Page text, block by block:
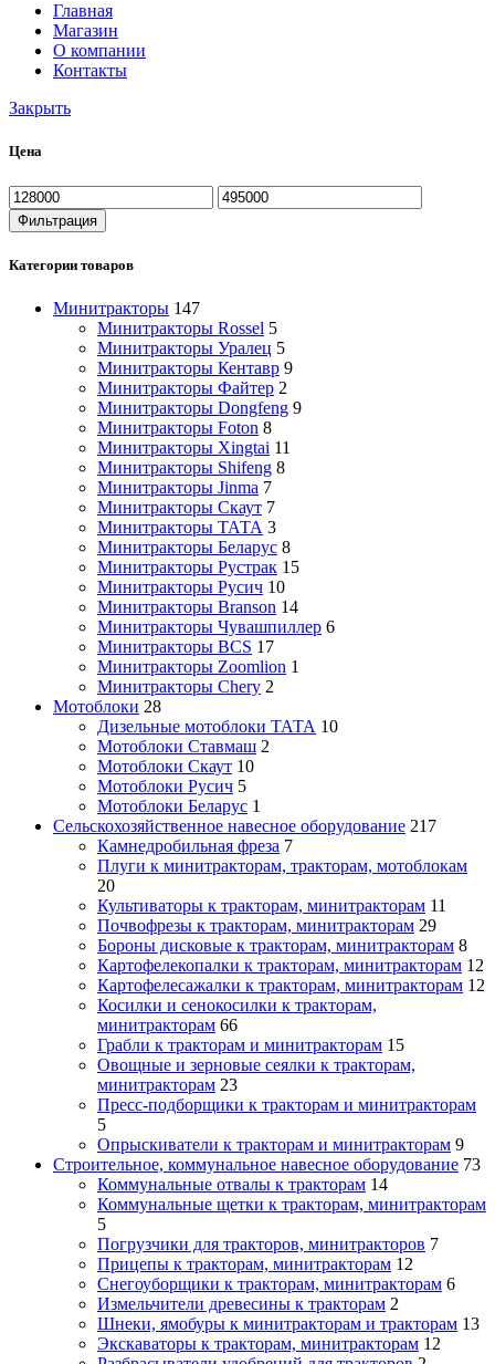
Главная
Магазин
О компании
Контакты
Закрыть
Цена
Минимальная
цена
Максимальная
цена
Фильтрация
Категории товаров
Минитракторы 147
Минитракторы Rossel 5
Минитракторы Уралец 5
Минитракторы Кентавр 9
Минитракторы Файтер 2
Минитракторы Dongfeng 9
Минитракторы Foton 8
Минитракторы Xingtai 11
Минитракторы Shifeng 8
Минитракторы Jinma 7
Минитракторы Скаут 7
Минитракторы ТАТА 3
Минитракторы Беларус 8
Минитракторы Рустрак 15
Минитракторы Русич 10
Минитракторы Branson 14
Минитракторы Чувашпиллер 6
Минитракторы BCS 17
Минитракторы Zoomlion 1
Минитракторы Chery 2
Мотоблоки 28
Дизельные мотоблоки ТАТА 10
Мотоблоки Ставмаш 2
Мотоблоки Скаут 10
Мотоблоки Русич 5
Мотоблоки Беларус 1
Сельскохозяйственное навесное оборудование 217
Камнедробильная фреза 7
Плуги к минитракторам, тракторам, мотоблокам
20
Культиваторы к тракторам, минитракторам 11
Почвофрезы к тракторам, минитракторам 29
Бороны дисковые к тракторам, минитракторам 8
Картофелекопалки к тракторам, минитракторам 12
Картофелесажалки к тракторам, минитракторам 12
Косилки и сенокосилки к тракторам,
минитракторам 66
Грабли к тракторам и минитракторам 15
Овощные и зерновые сеялки к тракторам,
минитракторам 23
Пресс-подборщики к тракторам и минитракторам
5
Опрыскиватели к тракторам и минитракторам 9
Строительное, коммунальное навесное оборудование 73
Коммунальные отвалы к тракторам 14
Коммунальные щетки к тракторам, минитракторам
5
Погрузчики для тракторов, минитракторов 7
Прицепы к тракторам, минитракторам 12
Снегоуборщики к тракторам, минитракторам 6
Измельчители древесины к тракторам 2
Шнеки, ямобуры к минитракторам и тракторам 13
Экскаваторы к тракторам, минитракторам 12